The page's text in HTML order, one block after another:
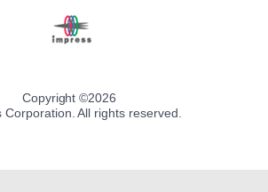
Copyright ©2026
Corporation. All rights reserved.